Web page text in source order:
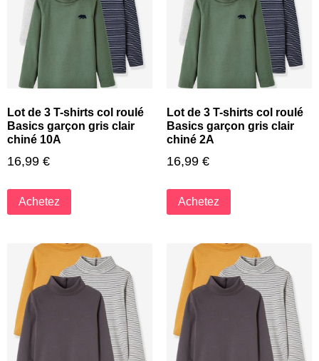
Lot de 3 T-shirts col roulé
Basics garçon gris clair
chiné 10A
16,99 €
Achetez
Lot de 3 T-shirts col roulé
Basics garçon gris clair
chiné 2A
16,99 €
Achetez